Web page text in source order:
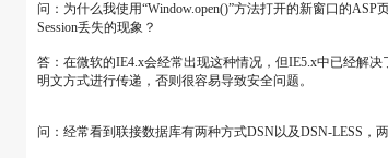
问：为什么我使用“Window.open()”方法打开的新窗口的ASP
Session丢失的现象？
答：在微软的IE4.x会经常出现这种情况，但IE5.x中已经解
明文方式进行传递，否则很容易导致安全问题。
问：经常看到联接数据库有两种方式DSN以及DSN-LESS，